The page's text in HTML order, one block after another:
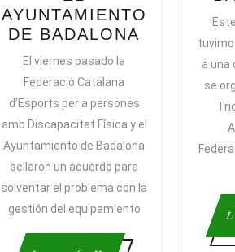
AYUNTAMIENTO
DE BADALONA
FCEDF
Y
DE
El viernes pasado la
Federació Catalana
d’Esports per a persones
amb Discapacitat Física y el
Ayuntamiento de Badalona
sellaron un acuerdo para
solventar el problema con la
gestión del equipamiento
a una
se